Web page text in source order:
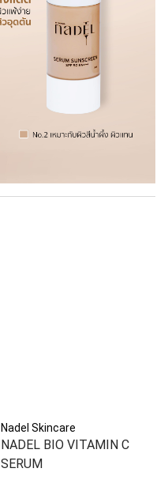
Nadel Skincare
NADEL BIO VITAMIN C
SERUM